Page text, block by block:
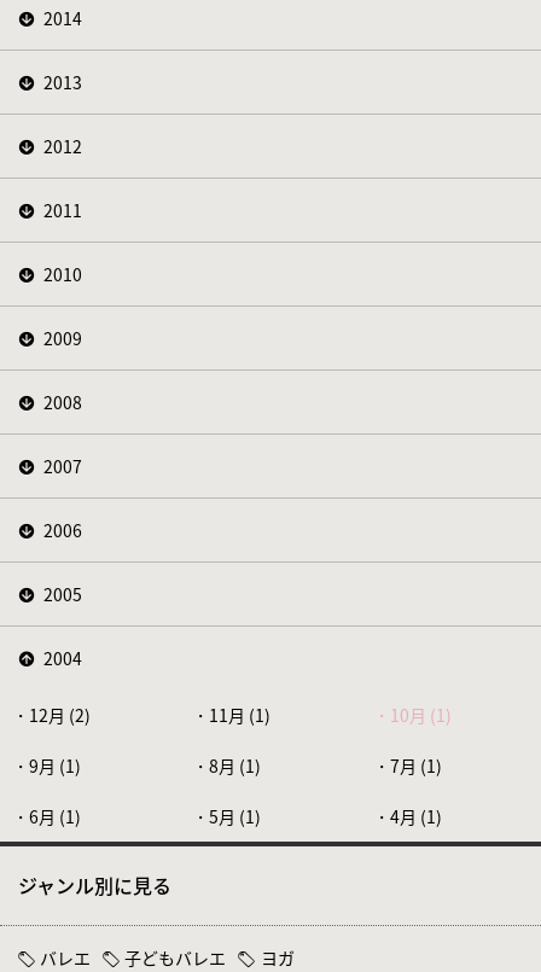
2014
2013
2012
2011
2010
2009
2008
2007
2006
2005
2004
12月 (2) 11月 (1) 10月 (1)
9月 (1) 8月 (1) 7月 (1)
6月 (1) 5月 (1) 4月 (1)
ジャンル別に見る
バレエ 子どもバレエ
ヨガ